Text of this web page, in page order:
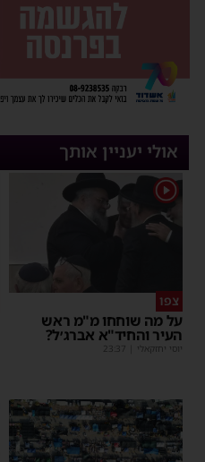
אולי יעניין אותך
1
צפו
על מה שוחחו מ"מ ראש
העיר והחיד"א אברג׳ל?
יוסי יחזקאלי 23:37